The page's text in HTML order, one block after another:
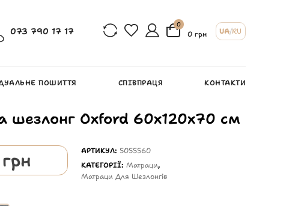
073 790 17 17
0
0 грн UA/RU
ПОШИТТЯ СПІВПРАЦЯ КОНТАКТИ
шезлонг Oxford 60х120х70 см
грн АРТИКУЛ: 5055560
КАТЕГОРІЇ:Матраци,
Матраци Для Шезлонгів